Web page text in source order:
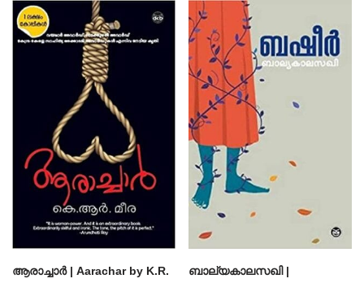
ആരാച്ചാര്‍ | Aarachar by K.R.
ബാല്യകാലസഖി |